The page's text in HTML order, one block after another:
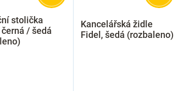
stolička
/ šedá
Kancelářská židle
Fidel, šedá (rozbaleno)